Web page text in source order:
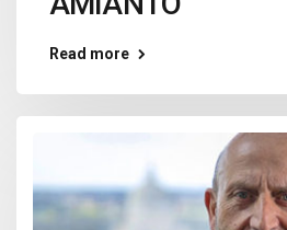
Read more